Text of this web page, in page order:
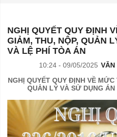
NGHỊ QUYẾT QUY ĐỊNH
GIẢM, THU, NỘP, QUẢN
VÀ LỆ PHÍ TÒA ÁN
10:24 - 09/05/2025 VĂN
NGHỊ QUYẾT QUY ĐỊNH VỀ
QUẢN LÝ VÀ SỬ DỤNG